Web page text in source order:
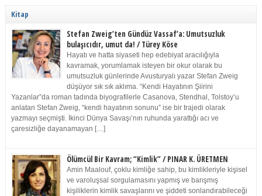
Kitap
Stefan Zweig’ten Gündüz Vassaf’a: Umutsuzluk
bulaşıcıdır, umut da! / Türey Köse
Hayatı ve hatta siyaseti hep edebiyat aracılığıyla
kavramak, yorumlamak isteyen bir okur olarak bu
umutsuzluk günlerinde Avusturyalı yazar Stefan Zweig
düşüyor sık sık aklıma. “Kendi Hayatının Şiirini
Yazanlar”da roman tadında biyografilerle Casanova, Stendhal, Tolstoy’u
anlatan Stefan Zweig, “kendi hayatının sonunu” ise bir trajedi olarak
yazmayı seçmişti. İkinci Dünya Savaşı’nın ruhunda yarattığı acı ve
çaresizliğe dayanamayan […]
Ölümcül Bir Kavram; “Kimlik” / PINAR K. ÜRETMEN
Amin Maalouf, çoklu kimliğe sahip, bu kimlikleriyle kişisel
ve varoluşsal sorgulamasını yapmış ve barışmış
kişiliklerin kimlik savaşlarını ve şiddeti sonlandırabileceği